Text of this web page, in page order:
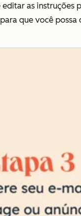
as instruções
que você